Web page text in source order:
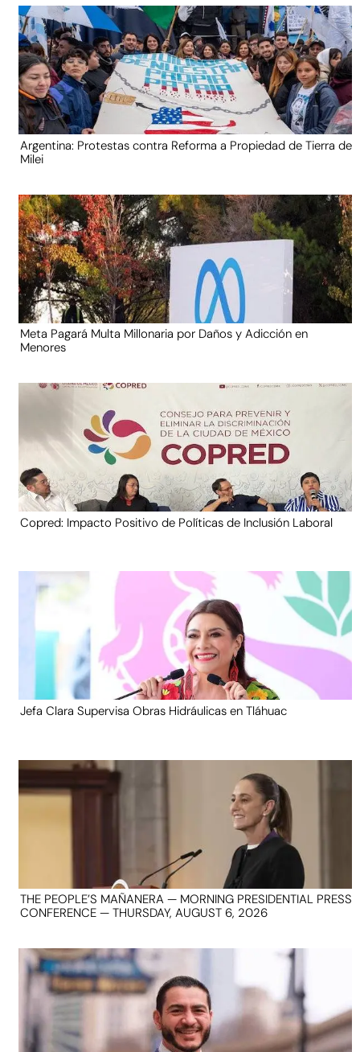
Argentina: Protestas contra Reforma a Propiedad de Tierra de
Milei
Meta Pagará Multa Millonaria por Daños y Adicción en
Menores
Copred: Impacto Positivo de Políticas de Inclusión Laboral
Jefa Clara Supervisa Obras Hidráulicas en Tláhuac
THE PEOPLE’S MAÑANERA — MORNING PRESIDENTIAL PRESS
CONFERENCE — THURSDAY, AUGUST 6, 2026